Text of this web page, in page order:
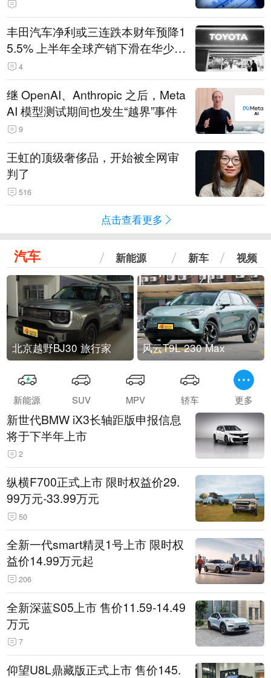
丰田汽车净利或三连跌本财年预降1
5.5% 上半年全球产销下滑在华少卖
14.3万辆
4
继 OpenAI、Anthropic 之后，Meta
AI 模型测试期间也发生“越界”事件
9
王虹的顶级奢侈品，开始被全网审
判了
516
点击查看更多
汽车 新能源 新车 视频
北京越野BJ30 旅行家 风云T9L 230 Max
新能源 SUV MPV 轿车 更多
新世代BMW iX3长轴距版申报信息
将于下半年上市
2
纵横F700正式上市 限时权益价29.
99万元-33.99万元
50
全新一代smart精灵1号上市 限时权
益价14.99万元起
206
全新深蓝S05上市 售价11.59-14.49
万元
7
仰望U8L鼎藏版正式上市 售价145.